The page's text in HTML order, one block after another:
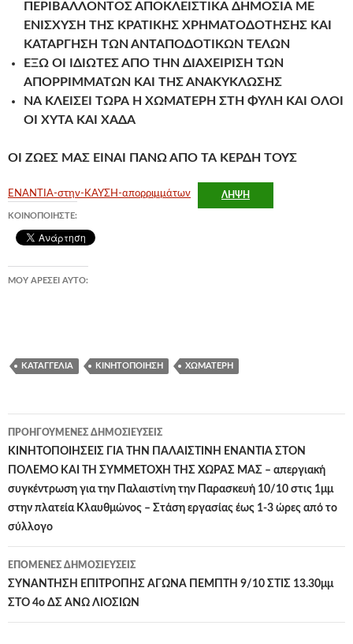
ΠΕΡΙΒΑΛΛΟΝΤΟΣ ΑΠΟΚΛΕΙΣΤΙΚΑ ΔΗΜΟΣΙΑ ΜΕ
ΕΝΙΣΧΥΣΗ ΤΗΣ ΚΡΑΤΙΚΗΣ ΧΡΗΜΑΤΟΔΟΤΗΣΗΣ ΚΑΙ
ΚΑΤΑΡΓΗΣΗ ΤΩΝ ΑΝΤΑΠΟΔΟΤΙΚΩΝ ΤΕΛΩΝ
ΕΞΩ ΟΙ ΙΔΙΩΤΕΣ ΑΠΟ ΤΗΝ ΔΙΑΧΕΙΡΙΣΗ ΤΩΝ
ΑΠΟΡΡΙΜΜΑΤΩΝ ΚΑΙ ΤΗΣ ΑΝΑΚΥΚΛΩΣΗΣ
ΝΑ ΚΛΕΙΣΕΙ ΤΩΡΑ Η ΧΩΜΑΤΕΡΗ ΣΤΗ ΦΥΛΗ ΚΑΙ ΟΛΟΙ
ΟΙ ΧΥΤΑ ΚΑΙ ΧΑΔΑ
ΟΙ ΖΩΕΣ ΜΑΣ ΕΙΝΑΙ ΠΑΝΩ ΑΠΟ ΤΑ ΚΕΡΔΗ ΤΟΥΣ
ΕΝΑΝΤΙΑ-στην-ΚΑΥΣΗ-απορριμμάτων ΛΉΨΗ
ΚΟΙΝΟΠΟΙΉΣΤΕ:
ΜΟΥ ΑΡΈΣΕΙ ΑΥΤΌ:
ΚΑΤΑΓΓΕΛΊΑ ΚΙΝΗΤΟΠΟΊΗΣΗ ΧΩΜΑΤΕΡΉ
Πλοήγηση
άρθρων
ΠΡΟΗΓΟΎΜΕΝΕΣ ΔΗΜΟΣΙΕΎΣΕΙΣ
ΚΙΝΗΤΟΠΟΙΗΣΕΙΣ ΓΙΑ ΤΗΝ ΠΑΛΑΙΣΤΙΝΗ ΕΝΑΝΤΙΑ ΣΤΟΝ
ΠΟΛΕΜΟ ΚΑΙ ΤΗ ΣΥΜΜΕΤΟΧΗ ΤΗΣ ΧΩΡΑΣ ΜΑΣ – απεργιακή
συγκέντρωση για την Παλαιστίνη την Παρασκευή 10/10 στις 1μμ
στην πλατεία Κλαυθμώνος – Στάση εργασίας έως 1-3 ώρες από το
σύλλογο
ΕΠΌΜΕΝΕΣ ΔΗΜΟΣΙΕΎΣΕΙΣ
ΣΥΝΑΝΤΗΣΗ ΕΠΙΤΡΟΠΗΣ ΑΓΩΝΑ ΠΕΜΠΤΗ 9/10 ΣΤΙΣ 13.30μμ
ΣΤΟ 4ο ΔΣ ΑΝΩ ΛΙΟΣΙΩΝ